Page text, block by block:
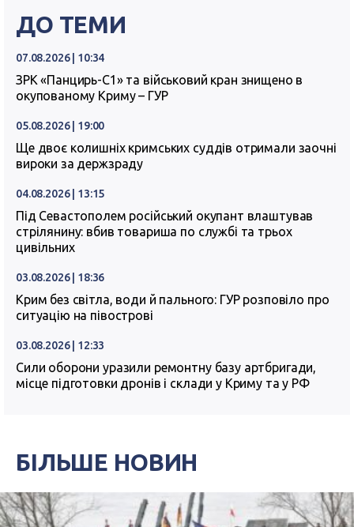
ДО ТЕМИ
07.08.2026 | 10:34
ЗРК «Панцирь-С1» та військовий кран знищено в
окупованому Криму – ГУР
05.08.2026 | 19:00
Ще двоє колишніх кримських суддів отримали заочні
вироки за держзраду
04.08.2026 | 13:15
Під Севастополем російський окупант влаштував
стрілянину: вбив товариша по службі та трьох
цивільних
03.08.2026 | 18:36
Крим без світла, води й пального: ГУР розповіло про
ситуацію на півострові
03.08.2026 | 12:33
Сили оборони уразили ремонтну базу артбригади,
місце підготовки дронів і склади у Криму та у РФ
БІЛЬШЕ НОВИН